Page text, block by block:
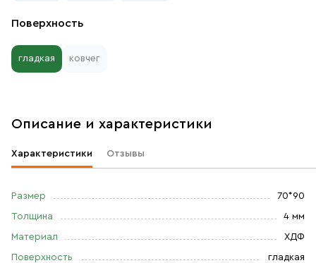
Поверхность
гладкая ковчег
Описание и характеристики
Характеристики Отзывы
Размер 70*90
Толщина 4 мм
Материал ХДФ
Поверхность гладкая